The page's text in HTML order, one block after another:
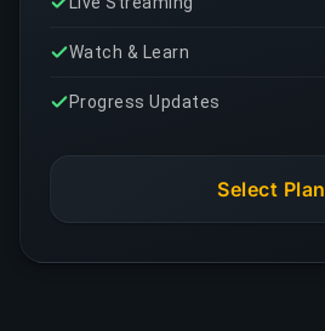
Watch & Learn
Progress Updates
Select Plan